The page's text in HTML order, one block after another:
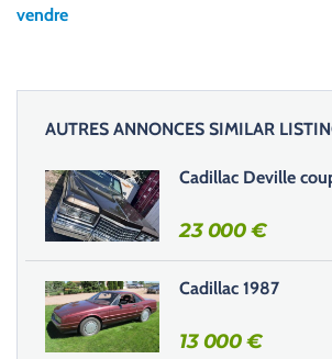
e
s
e
r
c
e
c
h
a
vendre
AUTRES ANNONCES SIMILAR
Cadillac Deville
23 000€
Cadillac 1987
13 000€